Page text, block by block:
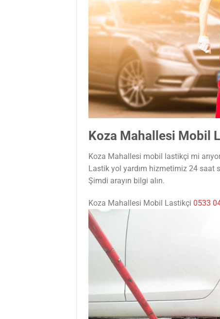
Koza Mahallesi Mobil
Koza Mahallesi mobil lastikçi mi
Lastik yol yardım hizmetimiz 24 saat
Şimdi arayın bilgi alın.
Koza Mahallesi Mobil Lastikçi 0533